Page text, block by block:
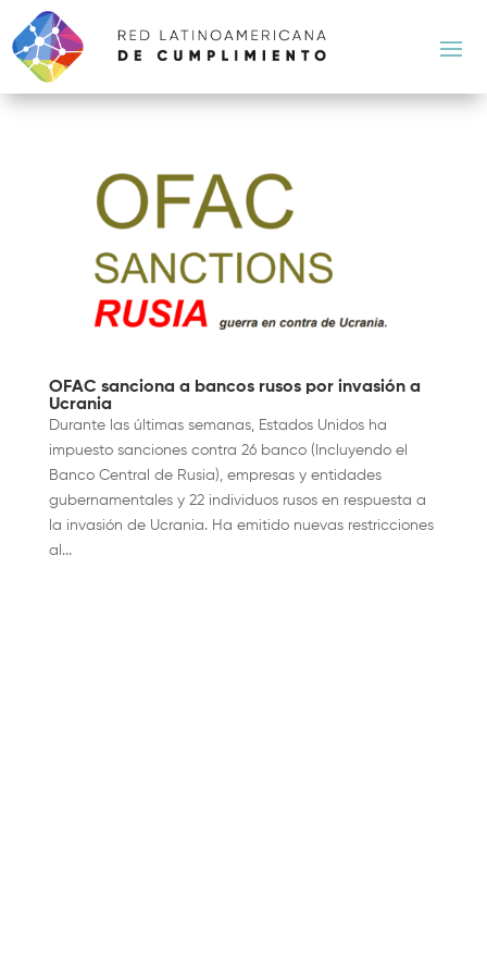
OFAC sanciona a bancos rusos por invasión a
Ucrania
Durante las últimas semanas, Estados Unidos ha
impuesto sanciones contra 26 banco (Incluyendo el
Banco Central de Rusia), empresas y entidades
gubernamentales y 22 individuos rusos en respuesta a
la invasión de Ucrania. Ha emitido nuevas restricciones
al...